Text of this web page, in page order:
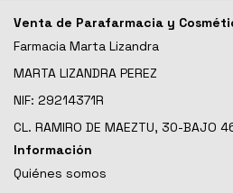
Venta de Parafarmacia y
Farmacia Marta Lizandra
MARTA LIZANDRA PEREZ
NIF: 29214371R
CL. RAMIRO DE MAEZTU, 30-BAJO
Información
Quiénes somos